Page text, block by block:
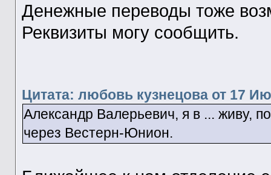
Денежные переводы тоже
Реквизиты могу сообщить.
Цитата: любовь кузнецова от 17
Александр Валерьевич, я в ... живу,
через Вестерн-Юнион.